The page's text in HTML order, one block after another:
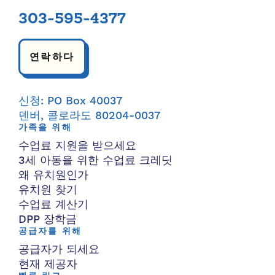
303-595-4377
연락하다
신청: PO Box 40037
덴버, 콜로라도 80204-0037
가족을 위해
수업료 지원을 받으세요
3세 아동을 위한 수업료 크레딧
왜 유치원인가
유치원 찾기
수업료 계산기
DPP 장학금
공급자를 위해
공급자가 되세요
현재 제공자